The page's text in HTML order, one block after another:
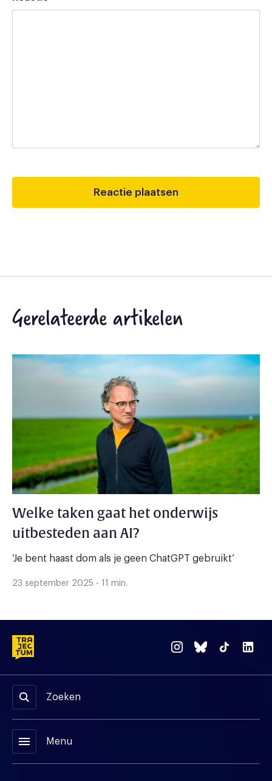
Gerelateerde artikelen
Welke taken gaat het onderwijs
uitbesteden aan AI?
‘Je bent haast dom als je geen ChatGPT gebruikt’
23 september 2025 - 11 min.
Zoeken
menu Menu